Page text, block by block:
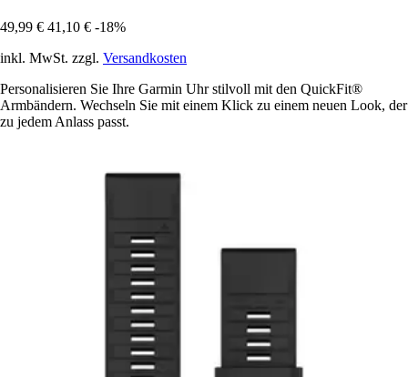
49,99 € 41,10 € -18%
inkl. MwSt. zzgl. Versandkosten
Personalisieren Sie Ihre Garmin Uhr stilvoll mit den QuickFit®
Armbändern. Wechseln Sie mit einem Klick zu einem neuen Look, der
zu jedem Anlass passt.